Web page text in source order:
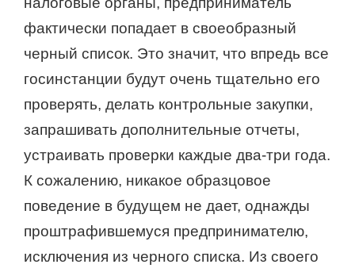
фактически попадает в своеобразный
черный список. Это значит, что впредь все
госинстанции будут очень тщательно его
проверять, делать контрольные закупки,
запрашивать дополнительные отчеты,
устраивать проверки каждые два-три года.
К сожалению, никакое образцовое
поведение в будущем не дает, однажды
проштрафившемуся предпринимателю,
исключения из черного списка. Из своего